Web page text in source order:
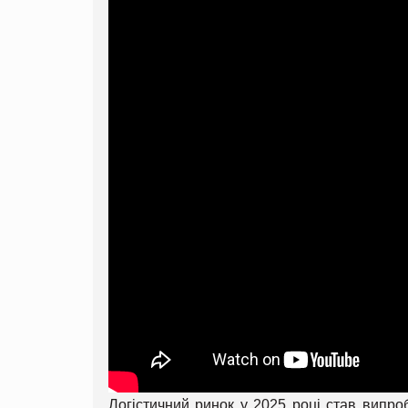
Логістичний ринок у 2025 році став